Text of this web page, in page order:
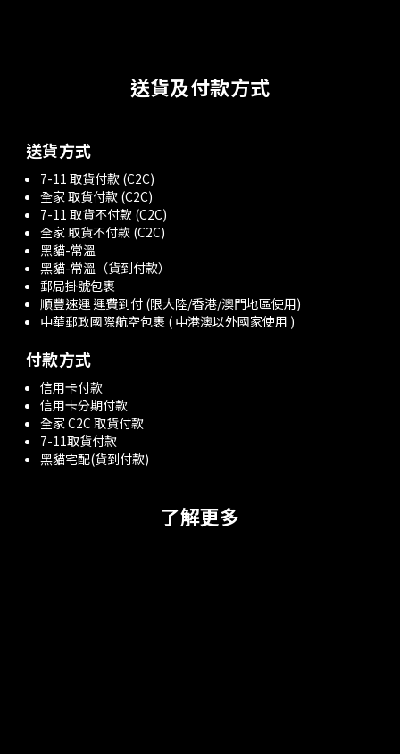
送貨及付款方式
送貨方式
7-11 取貨付款 (C2C)
全家 取貨付款 (C2C)
7-11 取貨不付款 (C2C)
全家 取貨不付款 (C2C)
黑貓-常溫
黑貓-常溫（貨到付款）
郵局掛號包裹
順豐速運 運費到付 (限大陸/香港/澳門地區使用)
中華郵政國際航空包裹 ( 中港澳以外國家使用 )
付款方式
信用卡付款
信用卡分期付款
全家 C2C 取貨付款
7-11取貨付款
黑貓宅配(貨到付款)
了解更多